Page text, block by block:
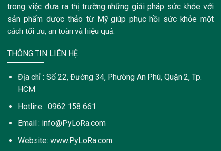
trong việc đưa ra thị trường những giải pháp sức khỏe với
sản phẩm dược thảo từ Mỹ giúp phục hồi sức khỏe một
cách tối ưu, an toàn và hiệu quả.
THÔNG TIN LIÊN HỆ
Địa chỉ : Số 22, Đường 34, Phường An Phú, Quận 2, Tp.
HCM
Hotline : 0962 158 661
Email : info@PyLoRa.com
Website: www.PyLoRa.com